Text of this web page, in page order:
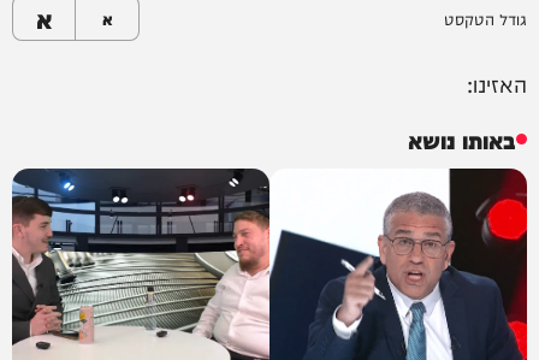
גודל הטקסט א א
האזינו:
באותו נושא